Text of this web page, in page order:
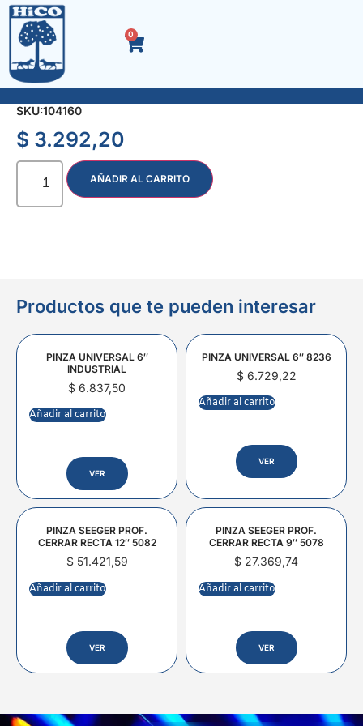
0
ACEITE DE LINO x 1 lt. MEZCLA
SKU:104160
$ 3.292,20
AÑADIR AL CARRITO
Productos que te pueden interesar
PINZA UNIVERSAL 6″
INDUSTRIAL
$ 6.837,50
Añadir al carrito
VER
PINZA UNIVERSAL 6″ 8236
$6.729,22
Añadir al carrito
VER
PINZA SEEGER PROF.
CERRAR RECTA 12″ 5082
$51.421,59
Añadir al carrito
VER
PINZA SEEGER PROF.
CERRAR RECTA 9″ 5078
$ 27.369,74
Añadir al carrito
VER